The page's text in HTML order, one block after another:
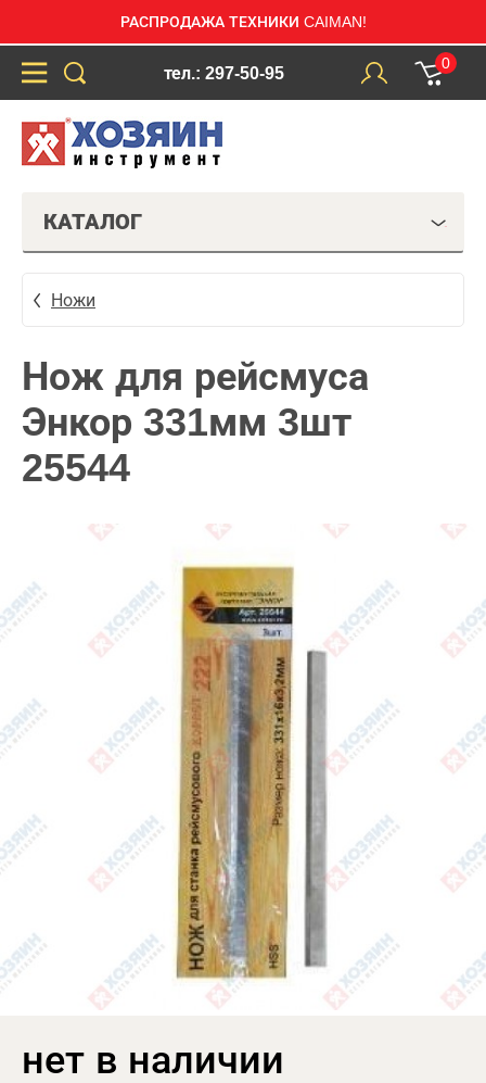
РАСПРОДАЖА ТЕХНИКИ CAIMAN!
тел.: 297-50-95
0
КАТАЛОГ
Ножи
Нож для рейсмуса
Энкор 331мм 3шт
25544
нет в наличии